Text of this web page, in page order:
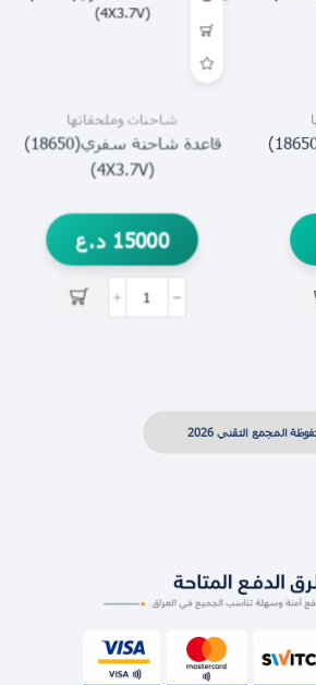
قاعدة شاحنة سفري(18650)
شاحنات وملحقاتها
قاعدة شاحنة سفري(18650)
(4X3.7V)
15000 د.ع
المجمع التقني 2026